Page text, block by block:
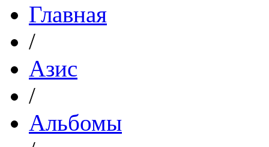
Главная
/
Азис
/
Альбомы